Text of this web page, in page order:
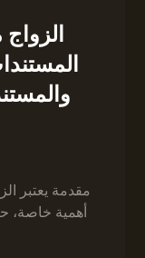
مقدمة يعتبر
أهمية خاصة،